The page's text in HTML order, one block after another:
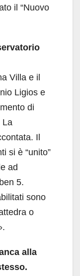
il “Nuovo
Villa e il
Ligios e
di
La
Il
si è “unito”
ad
5.
sono
o
alla